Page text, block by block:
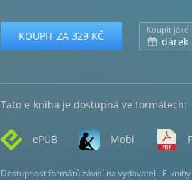
KOUPIT ZA 329 KČ Koupit jako
dárek
Tato e-kniha je dostupná ve formátech:
ePUB Mobi
Dostupnost formátů závisí na vydavateli. E-